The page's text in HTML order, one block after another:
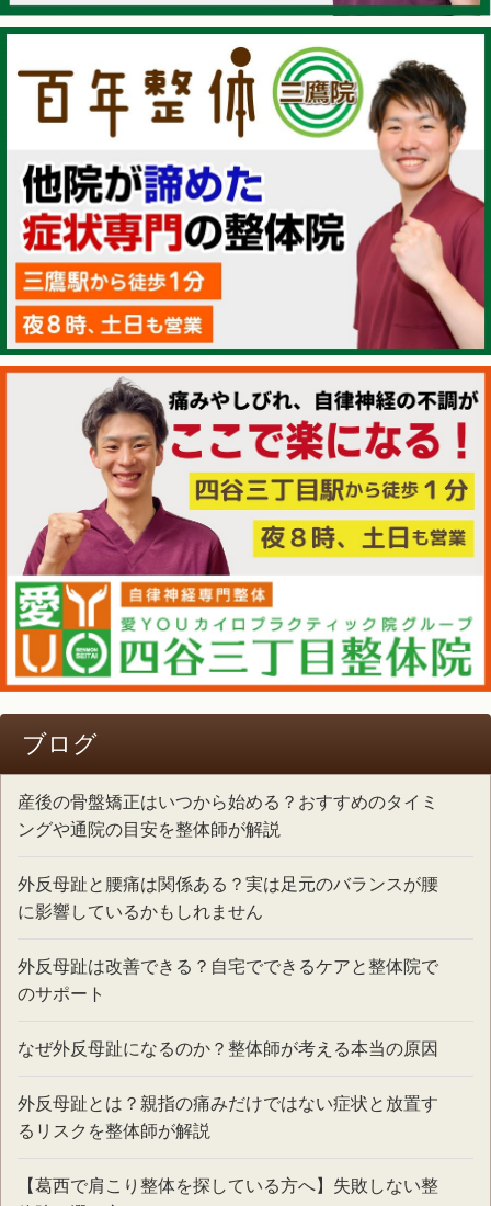
ブログ
産後の骨盤矯正はいつから始める？おすすめのタイミ
ングや通院の目安を整体師が解説
外反母趾と腰痛は関係ある？実は足元のバランスが腰
に影響しているかもしれません
外反母趾は改善できる？自宅でできるケアと整体院で
のサポート
なぜ外反母趾になるのか？整体師が考える本当の原因
外反母趾とは？親指の痛みだけではない症状と放置す
るリスクを整体師が解説
【葛西で肩こり整体を探している方へ】失敗しない整